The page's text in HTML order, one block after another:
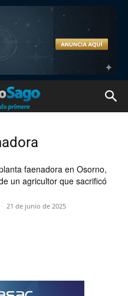
faenadora en Osorno,
un agricultor que sacrificó
- 21 de junio de 2025